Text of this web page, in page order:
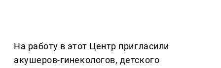
На работу в этот Центр пригласили
акушеров-гинекологов, детского